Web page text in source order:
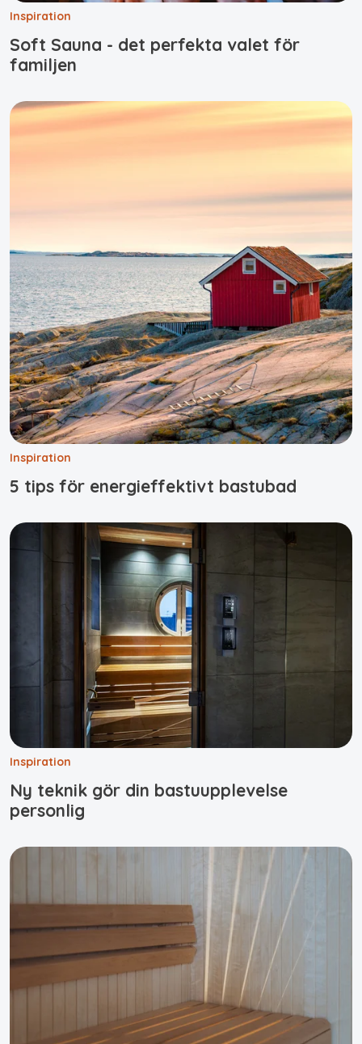
Inspiration
Soft Sauna - det perfekta valet för
familjen
Inspiration
5 tips för energieffektivt bastubad
Inspiration
Ny teknik gör din bastuupplevelse
personlig